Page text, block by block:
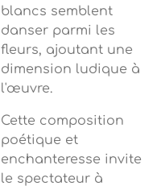
blancs semblent
danser parmi les
fleurs, ajoutant une
dimension ludique à
l'œuvre.
Cette composition
poétique et
enchanteresse invite
le spectateur à